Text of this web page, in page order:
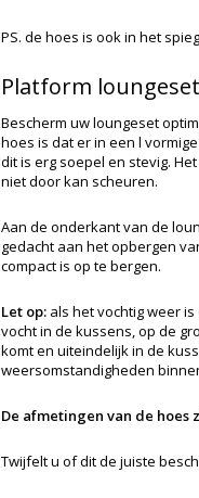
PS. de hoes is ook in het
Platform
Bescherm uw loungeset
hoes is dat er in een l
dit is erg soepel en stevig.
niet door kan scheuren.
Aan de onderkant van de
gedacht aan het opbergen
compact is op te bergen.
Let op: als het vochtig weer
vocht in de kussens, op de
komt en uiteindelijk in de
weersomstandigheden
De afmetingen van de hoes
Twijfelt u of dit de juiste